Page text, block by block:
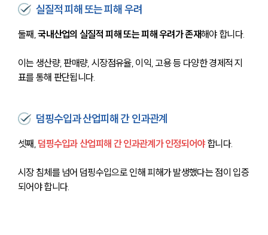
실질적 피해 또는 피해 우려
둘째, 국내산업의 실질적 피해 또는 피해 우려가 존재해야 합니다.
이는 생산량, 판매량, 시장점유율, 이익, 고용 등 다양한 경제적 지
표를 통해 판단됩니다.
덤핑수입과 산업피해 간 인과관계
셋째, 덤핑수입과 산업피해 간 인과관계가 인정되어야 합니다.
시장 침체를 넘어 덤핑수입으로 인해 피해가 발생했다는 점이 입증
되어야 합니다.